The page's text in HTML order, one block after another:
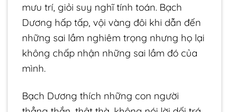
mưu trí, giỏi suy nghĩ tính toán. Bạch
Dương hấp tấp, vội vàng đôi khi dẫn đến
những sai lầm nghiêm trọng nhưng họ lại
không chấp nhận những sai lầm đó của
mình.
Bạch Dương thích những con người